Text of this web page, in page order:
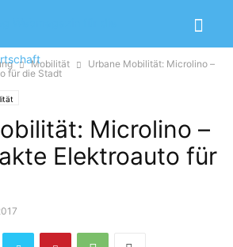
Mobilität
Urbane Mobilität: Microlino –
für die Stadt
Microlino –
Elektroauto für